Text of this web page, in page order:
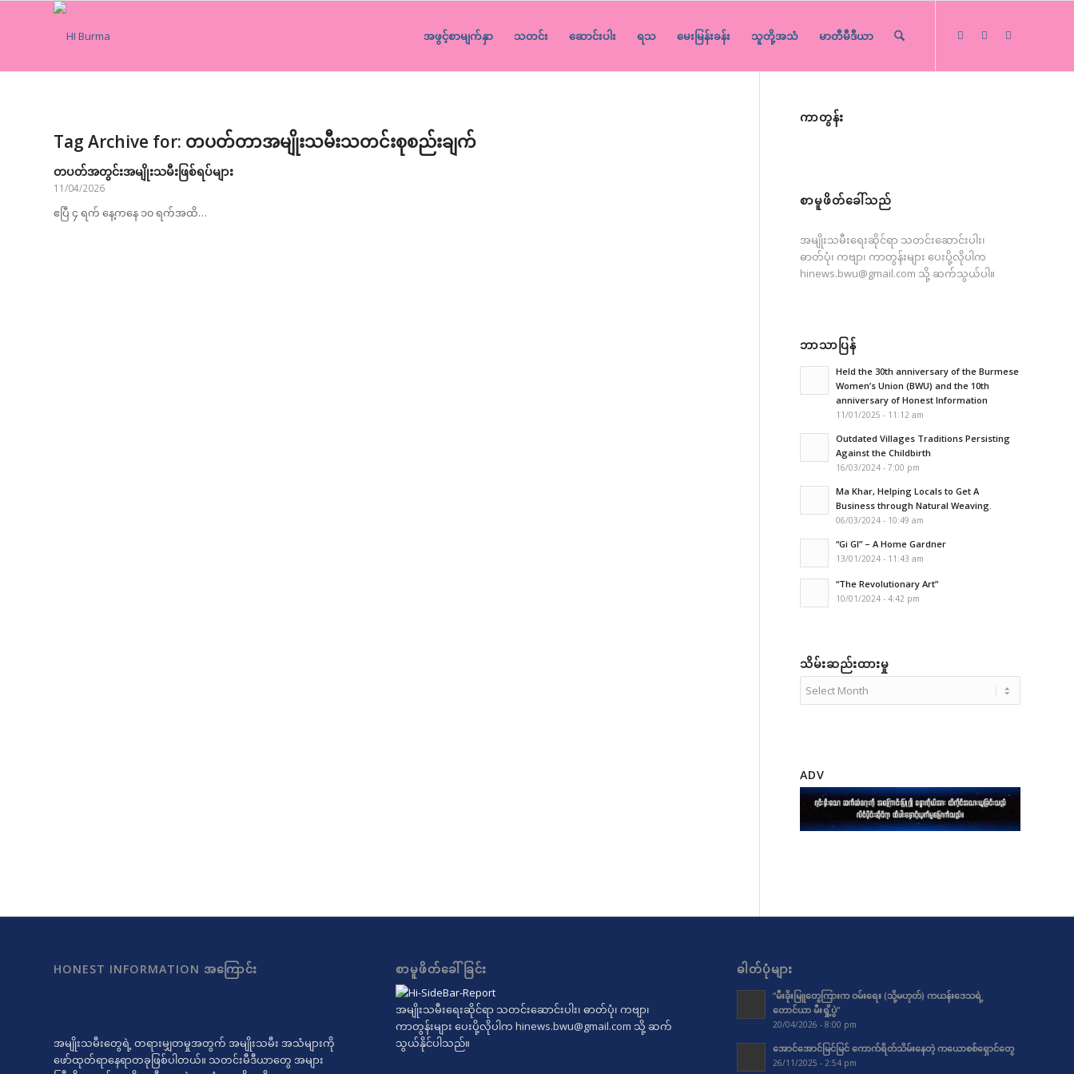
အဖွင့်စာမျက်နှာ သတင်း ဆောင်းပါး ရသ မေးမြန်းခန်း သူတို့အသံ မာတီမီဒီယာ
Tag Archive for: တပတ်တာအမျိုးသမီးသတင်းစုစည်းချက်
တပတ်အတွင်းအမျိုးသမီးဖြစ်ရပ်များ
11/04/2026
ဧပြီ ၄ ရက် နေ့ကနေ ၁၀ ရက်အထိ…
ကာတွန်း
စာမူဖိတ်ခေါ်သည်
အမျိုးသမီးရေးဆိုင်ရာ သတင်းဆောင်းပါး၊
ဓာတ်ပုံ၊ ကဗျာ၊ ကာတွန်းများ ပေးပို့လိုပါက
hinews.bwu@gmail.com သို့ ဆက်သွယ်ပါ။
ဘာသာပြန်
Held the 30th anniversary of the Burmese
Women’s Union (BWU) and the 10th
anniversary of Honest Information
11/01/2025 - 11:12 am
Outdated Villages Traditions Persisting
Against the Childbirth
16/03/2024 - 7:00 pm
Ma Khar, Helping Locals to Get A
Business through Natural Weaving.
06/03/2024 - 10:49 am
“Gi GI” – A Home Gardner
13/01/2024 - 11:43 am
“The Revolutionary Art”
10/01/2024 - 4:42 pm
သိမ်းဆည်းထားမှု
ADV
HONEST INFORMATION အကြောင်း
အမျိုးသမီးတွေရဲ့ တရားမျှတမှုအတွက် အမျိုးသမီး အသံများကို
ဖော်ထုတ်ရာနေရာတခုဖြစ်ပါတယ်။ သတင်းမီဒီယာတွေ အများ
စာမူဖိတ်ခေါ်ခြင်း
အမျိုးသမီးရေးဆိုင်ရာ သတင်းဆောင်းပါး၊ ဓာတ်ပုံ၊ ကဗျာ၊
ကာတွန်းများ ပေးပို့လိုပါက hinews.bwu@gmail.com သို့ ဆက်
သွယ်နိုင်ပါသည်။
ဓါတ်ပုံများ
“မီးခိုးမြူတွေကြားက ဝမ်းရေး (သို့မဟုတ်) ကယန်းဒေသရဲ့
တောင်ယာ မီးရှို့ပွဲ”
20/04/2026 - 8:00 pm
အောင်အောင်မြင်မြင် ကောက်ရိတ်သိမ်းနေတဲ့ ကယောစစ်ရှောင်တွေ
26/11/2025 - 2:54 pm